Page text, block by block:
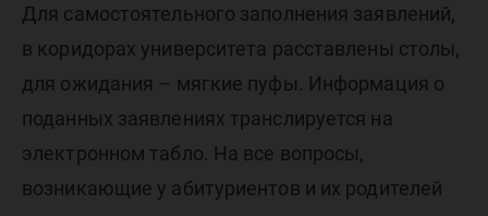
Для самостоятельного заполнения заявлений,
в коридорах университета расставлены столы,
для ожидания – мягкие пуфы. Информация о
поданных заявлениях транслируется на
электронном табло. На все вопросы,
возникающие у абитуриентов и их родителей